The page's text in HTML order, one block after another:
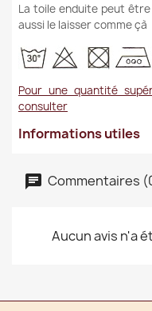
La toile enduite peut
aussi le laisser comme çà
Pour une quantité
consulter
Informations utiles
Commentaires
Aucun avis n'a